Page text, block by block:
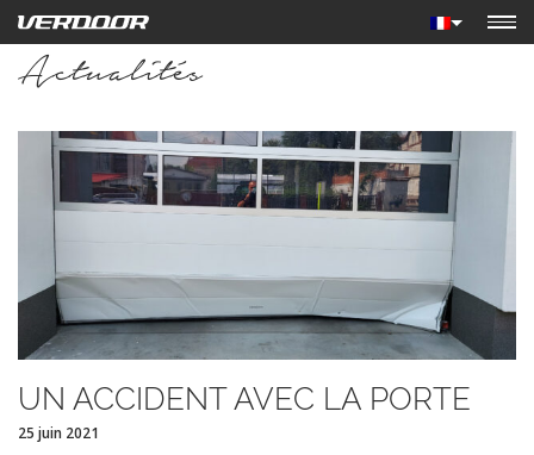
Actualités
UN ACCIDENT AVEC LA PORTE
25 juin 2021